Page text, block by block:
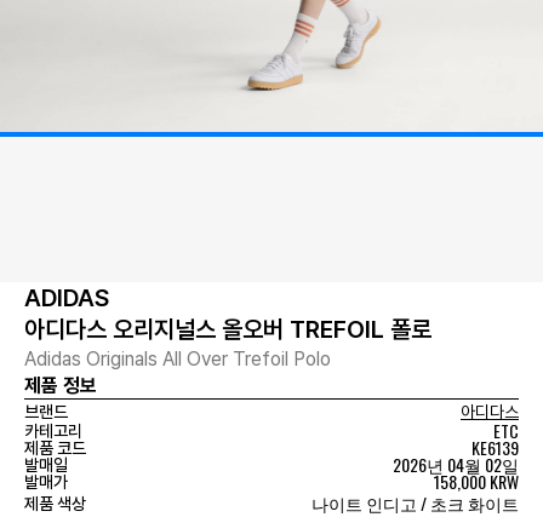
ADIDAS
아디다스 오리지널스 올오버 TREFOIL 폴로
Adidas Originals All Over Trefoil Polo
제품 정보
브랜드
아디다스
카테고리
ETC
제품 코드 KE6139
발매일 2026년 04월 02일
발매가 158,000 KRW
제품 색상 나이트 인디고 / 초크 화이트